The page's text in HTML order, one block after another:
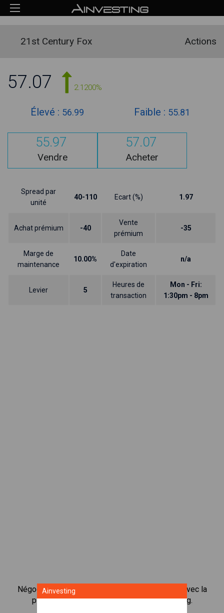
21st Century Fox Actions
57.07 2.1200%
Élevé : 56.99 Faible : 55.81
55.97
Vendre
57.07
Acheter
Spread par
unité
40-110 Ecart (%) 1.97
Achat prémium -40
Vente
prémium
-35
Marge de
maintenance
10.00%
Date
d'expiration
n/a
Levier 5
Heures de
transaction
Mon - Fri:
1:30pm - 8pm
Négocier plus de 1 000 actions internationales avec la
plateforme de négociation CFD de Ainvesting.
Ainvesting